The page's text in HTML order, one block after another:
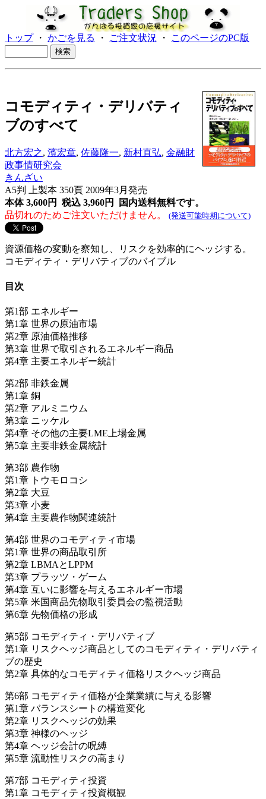
トップ・ かごを見る ・ ご注文状況 ・ このページのPC版
コモディティ・デリバティ
ブのすべて
北方宏之, 濱宏章, 佐藤隆一, 新村直弘, 金融財
政事情研究会
きんざい
A5判 上製本 350頁 2009年3月発売
本体 3,600円 税込 3,960円
国内送料無料です。
品切れのためご注文いただけません。
(発送可能時期について)
資源価格の変動を察知し、リスクを効率的にヘッジする。
コモディティ・デリバティブのバイブル
目次
第1部 エネルギー
第1章 世界の原油市場
第2章 原油価格推移
第3章 世界で取引されるエネルギー商品
第4章 主要エネルギー統計
第2部 非鉄金属
第1章 銅
第2章 アルミニウム
第3章 ニッケル
第4章 その他の主要LME上場金属
第5章 主要非鉄金属統計
第3部 農作物
第1章 トウモロコシ
第2章 大豆
第3章 小麦
第4章 主要農作物関連統計
第4部 世界のコモディティ市場
第1章 世界の商品取引所
第2章 LBMAとLPPM
第3章 プラッツ・ゲーム
第4章 互いに影響を与えるエネルギー市場
第5章 米国商品先物取引委員会の監視活動
第6章 先物価格の形成
第5部 コモディティ・デリバティブ
第1章 リスクヘッジ商品としてのコモディティ・デリバティ
ブの歴史
第2章 具体的なコモディティ価格リスクヘッジ商品
第6部 コモディティ価格が企業業績に与える影響
第1章 バランスシートの構造変化
第2章 リスクヘッジの効果
第3章 神様のヘッジ
第4章 ヘッジ会計の呪縛
第5章 流動性リスクの高まり
第7部 コモディティ投資
第1章 コモディティ投資概観